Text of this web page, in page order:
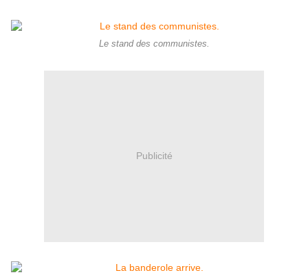
Le stand des communistes.
Publicité